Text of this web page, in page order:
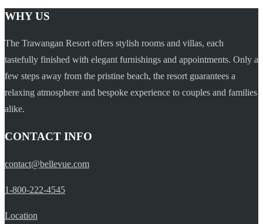
WHY US
The Trawangan Resort offers stylish rooms and villas, each
tastefully finished with elegant furnishings and appointments. Only a
few steps away from the pristine beach, the resort guarantees a
relaxing atmosphere and bespoke experience to couples and families
alike.
CONTACT INFO
contact@bellevue.com
1-800-222-4545
Location